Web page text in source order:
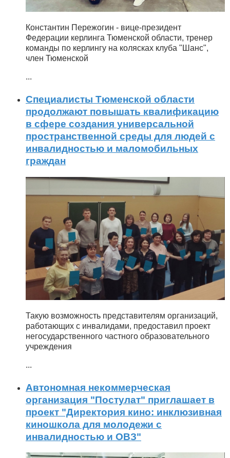
Константин Пережогин - вице-президент
Федерации керлинга Тюменской области, тренер
команды по керлингу на колясках клуба "Шанс",
член Тюменской
...
Специалисты Тюменской области
продолжают повышать квалификацию
в сфере создания универсальной
пространственной среды для людей с
инвалидностью и маломобильных
граждан
Такую возможность представителям организаций,
работающих с инвалидами, предоставил проект
негосударственного частного образовательного
учреждения
...
Автономная некоммерческая
организация "Постулат" приглашает в
проект "Директория кино: инклюзивная
киношкола для молодежи с
инвалидностью и ОВЗ"